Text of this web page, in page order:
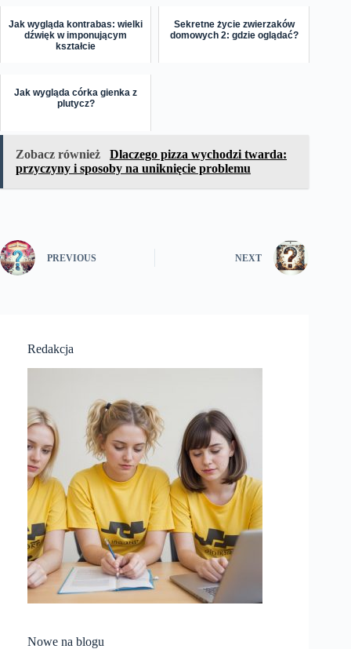
Jak wygląda kontrabas: wielki
dźwięk w imponującym
kształcie
Sekretne życie zwierzaków
domowych 2: gdzie oglądać?
Jak wygląda córka gienka z
plutycz?
Zobacz również
Dlaczego pizza wychodzi twarda:
przyczyny i sposoby na uniknięcie problemu
PREVIOUS NEXT
Redakcja
Nowe na blogu